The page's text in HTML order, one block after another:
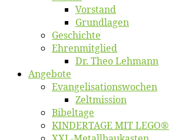
Vor­stand
Grund­la­gen
Ge­schich­te
Eh­ren­mit­glied
Dr. Theo Lehmann
An­ge­bo­te
Evangelisa­tions­wo­chen
Zelt­mis­si­on
Bi­bel­ta­ge
KINDERTAGE MIT LEGO®